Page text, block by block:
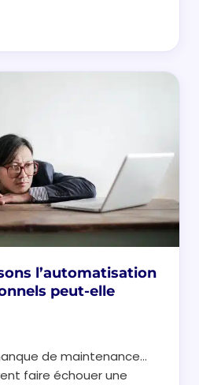
l’automatisation
peut-elle
de maintenance…
faire échouer une